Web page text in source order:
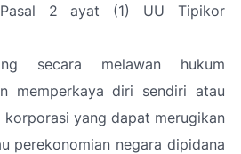
2 ayat (1) UU Tipikor
secara melawan hukum
memperkaya diri sendiri atau
yang dapat merugikan
perekonomian negara dipidana